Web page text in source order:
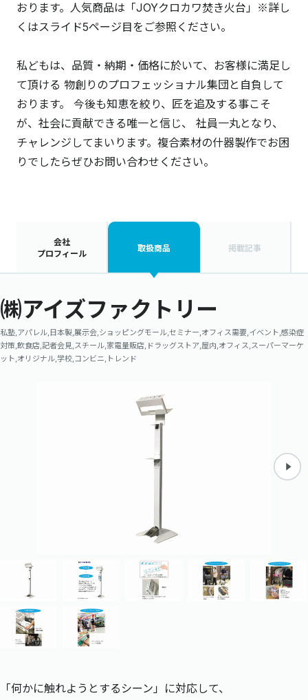
おります。人気商品は「JOYクロカワ焚き火台」※詳し
くはスライド5ページ目をご参照ください。
私どもは、品質・納期・価格に於いて、お客様に満足し
て頂ける 物創りのプロフェッショナル集団と自負して
おります。 今後も知恵を絞り、匠を追及する事こそ
が、社会に貢献できる唯一と信じ、 社員一丸となり、
チャレンジしてまいります。複合素材の什器製作でお困
りでしたらぜひお問い合わせください。
会社
プロフィール
取扱商品 掲載記事
㈱アイズファクトリー
私塾,アパレル,日本製,展示会,ショッピングモール,セミナー,オフィス需要,イベント,感染症
対策,飲食店,記者会見,スチール,家電量販店,ドラッグストア,屋内,オフィス,スーパーマーケ
ット,オリジナル,学校,コンビニ,トレンド
「何かに触れようとするシーン」に対応して、